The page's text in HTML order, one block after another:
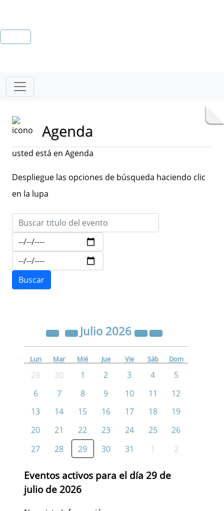
Agenda
usted está en Agenda
Despliegue las opciones de búsqueda haciendo clic
en la lupa
Julio 2026
Lun Mar Mié Jue Vie Sáb Dom
29 30 1 2 3 4
5
6
7 8 9 10 11
12
13
14 15 16 17 18
19
20
21 22 23 24 25
26
27
28 29 30 31 1 2
Eventos activos para el día 29 de
julio de 2026